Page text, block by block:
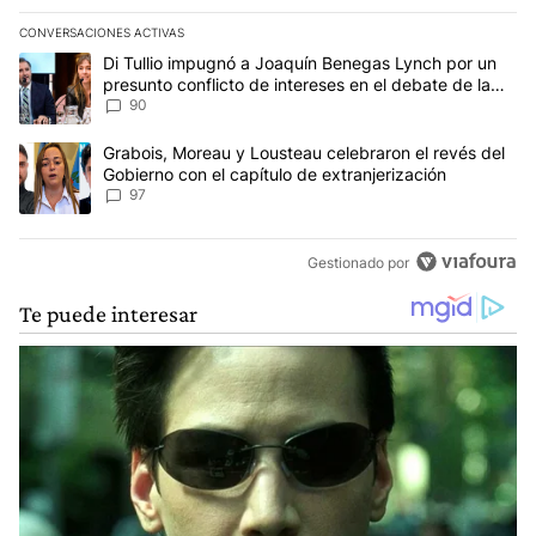
CONVERSACIONES ACTIVAS
Este listado muestra los artículos con más comentarios en los
Un artículo de tendencia con el título "Di Tullio impugnó a
Di Tullio impugnó a Joaquín Benegas Lynch por un
presunto conflicto de intereses en el debate de la
Ley de Tierras
90
Un artículo de tendencia con el título "Grabois, Moreau y
Grabois, Moreau y Lousteau celebraron el revés del
Gobierno con el capítulo de extranjerización
97
Gestionado por